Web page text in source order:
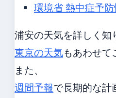
環境省 熱中症予防
浦安の天気を詳しく知
東京の天気もあわせて
また、
週間予報で長期的な計